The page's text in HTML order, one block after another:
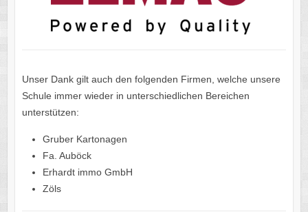
Unser Dank gilt auch den folgenden Firmen, welche unsere
Schule immer wieder in unterschiedlichen Bereichen
unterstützen:
Gruber Kartonagen
Fa. Auböck
Erhardt immo GmbH
Zöls